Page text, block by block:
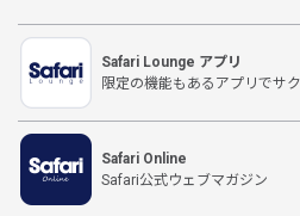
Safari Lounge アプリ
限定の機能もあるアプリでサ
Safari Online
Safari公式ウェブマガジン